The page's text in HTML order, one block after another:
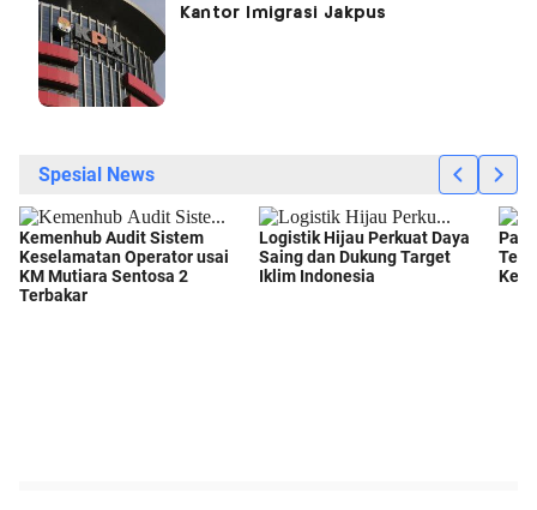
Kantor Imigrasi Jakpus